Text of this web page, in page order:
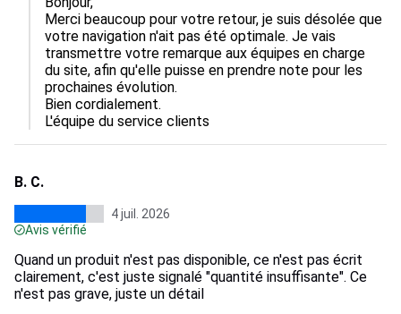
Merci beaucoup pour votre retour, je suis désolée que
votre navigation n'ait pas été optimale. Je vais
transmettre votre remarque aux équipes en charge
du site, afin qu'elle puisse en prendre note pour les
prochaines évolution.
Bien cordialement.
L'équipe du service clients
B. C.
4 juil. 2026
Avis vérifié
Quand un produit n'est pas disponible, ce n'est pas écrit
clairement, c'est juste signalé "quantité insuffisante". Ce
n'est pas grave, juste un détail